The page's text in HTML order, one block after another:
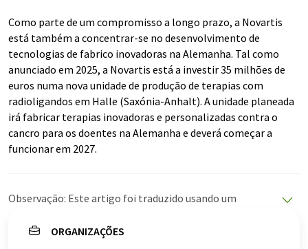
Como parte de um compromisso a longo prazo, a Novartis
está também a concentrar-se no desenvolvimento de
tecnologias de fabrico inovadoras na Alemanha. Tal como
anunciado em 2025, a Novartis está a investir 35 milhões de
euros numa nova unidade de produção de terapias com
radioligandos em Halle (Saxónia-Anhalt). A unidade planeada
irá fabricar terapias inovadoras e personalizadas contra o
cancro para os doentes na Alemanha e deverá começar a
funcionar em 2027.
Observação: Este artigo foi traduzido usando um
LUMITOS oferece essas traduções automáticas para
ORGANIZAÇÕES